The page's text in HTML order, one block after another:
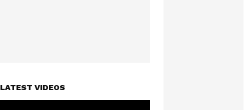
LATEST VIDEOS